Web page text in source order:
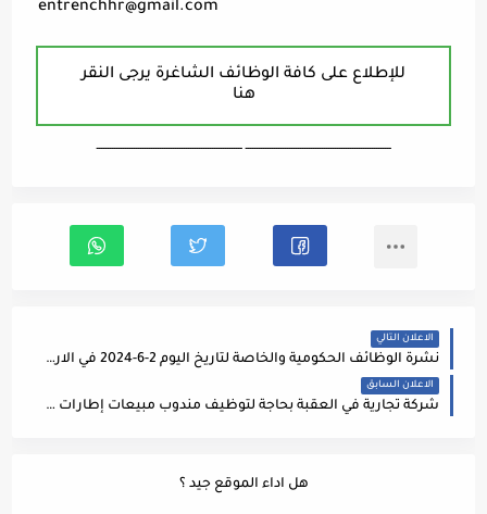
entrenchhr@gmail.com
للإطلاع على كافة الوظائف الشاغرة يرجى النقر
هنا
ـــــــــــــــــــــــــــــــــــــــــــــــــــــــــــــــــــ ـــــــــــــــــــــــــــــــــــــــــــــــــــــــــــــــــــ
الاعلان التالي
نشرة الوظائف الحكومية والخاصة لتاريخ اليوم 2-6-2024 في الاردن
الاعلان السابق
شركة تجارية في العقبة بحاجة لتوظيف مندوب مبيعات إطارات للعمل ضمن فريقها. إذا كنت تتمتع بالطموح والخبرة في مجال مبيعات الإطارات وترغب في الانضمام إلى فريقنا، فنحن نرحب بتقديمك للوظيفة.
هل اداء الموقع جيد ؟